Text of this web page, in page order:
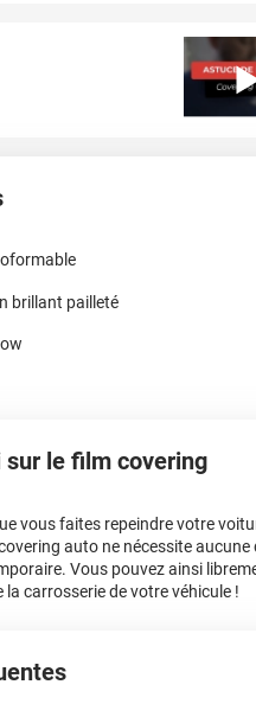
brillant pailleté
sur le film covering
vous faites repeindre votre
auto ne nécessite
Vous pouvez ainsi
carrosserie de votre véhicule !